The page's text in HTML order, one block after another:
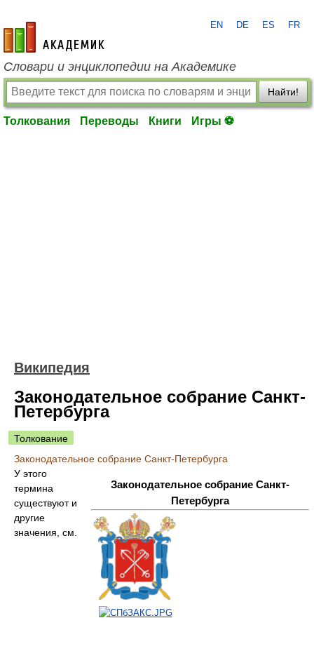
academic.ru
EN DE ES FR
Словари и энциклопедии на Академике
Найти!
Толкования Переводы Книги Игры ⚽
Википедия
Законодательное собрание Санкт-
Петербурга
Толкование
Законодательное собрание Санкт-Петербурга
Законодательное cобрание Санкт-
Петербурга
У этого
термина
существуют и
другие
значения, см.